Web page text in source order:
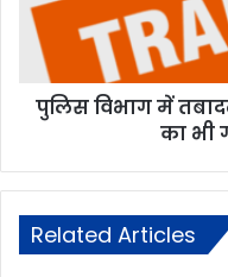
पुलिस विभाग में
का भी
Related Articles